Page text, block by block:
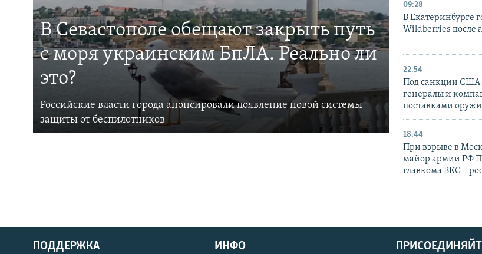
В Севастополе обещают закрыть путь
с моря украинским БпЛА. Реально ли
это?
Российские власти города анонсировали появление новой системы
защиты от беспилотников
09:28
В Екатеринбурге
Wildberries после
22:54
Под санкции США
генералы и
поставками
18:44
При взрыве в
майор армии РФ
главкома ВКС –
ПОДДЕРЖКА ИНФО